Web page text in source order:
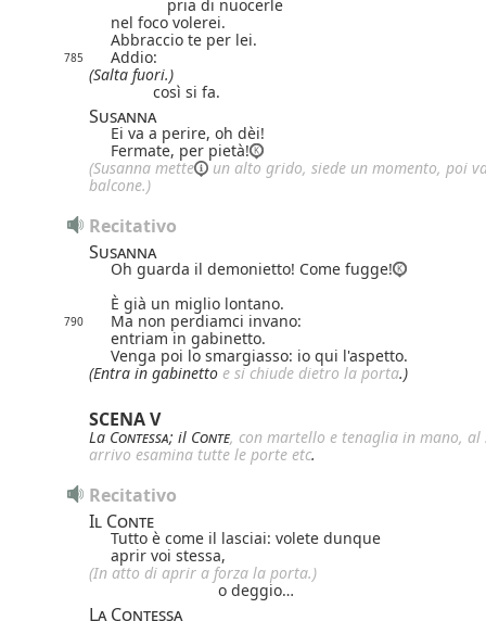
pria di nuocerle
nel foco volerei.
Abbraccio te per lei.
785
Addio:
(Salta fuori.)
così si fa.
Susanna
Ei va a perire, oh dèi!
Fermate, per pietà!
(Susanna mette
un alto grido, siede un momento, poi
balcone.)
Recitativo
Susanna
Oh guarda il demonietto! Come fugge!
È già un miglio lontano.
790
Ma non perdiamci invano:
entriam in gabinetto.
Venga poi lo smargiasso: io qui l'aspetto.
(Entra in gabinetto e si chiude dietro la porta.)
SCENA V
La Contessa; il Conte, con martello e tenaglia in mano, al
arrivo esamina tutte le porte etc.
Recitativo
Il Conte
Tutto è come il lasciai: volete dunque
aprir voi stessa,
(In atto di aprir a forza la porta.)
o deggio…
La Contessa